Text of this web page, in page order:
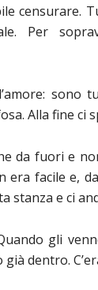
censurare.
Per
sono
Alla fine ci
da fuori e
facile e,
stanza e ci
gli
dentro.